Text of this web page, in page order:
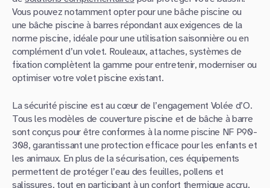
Vous pouvez notamment opter pour une bâche piscine ou
une bâche piscine à barres répondant aux exigences de la
norme piscine, idéale pour une utilisation saisonnière ou en
complément d’un volet. Rouleaux, attaches, systèmes de
fixation complètent la gamme pour entretenir, moderniser ou
optimiser votre volet piscine existant.
La sécurité piscine est au cœur de l’engagement Volée d’O.
Tous les modèles de couverture piscine et de bâche à barre
sont conçus pour être conformes à la norme piscine NF P90-
308, garantissant une protection efficace pour les enfants et
les animaux. En plus de la sécurisation, ces équipements
permettent de protéger l’eau des feuilles, pollens et
salissures, tout en participant à un confort thermique accru.